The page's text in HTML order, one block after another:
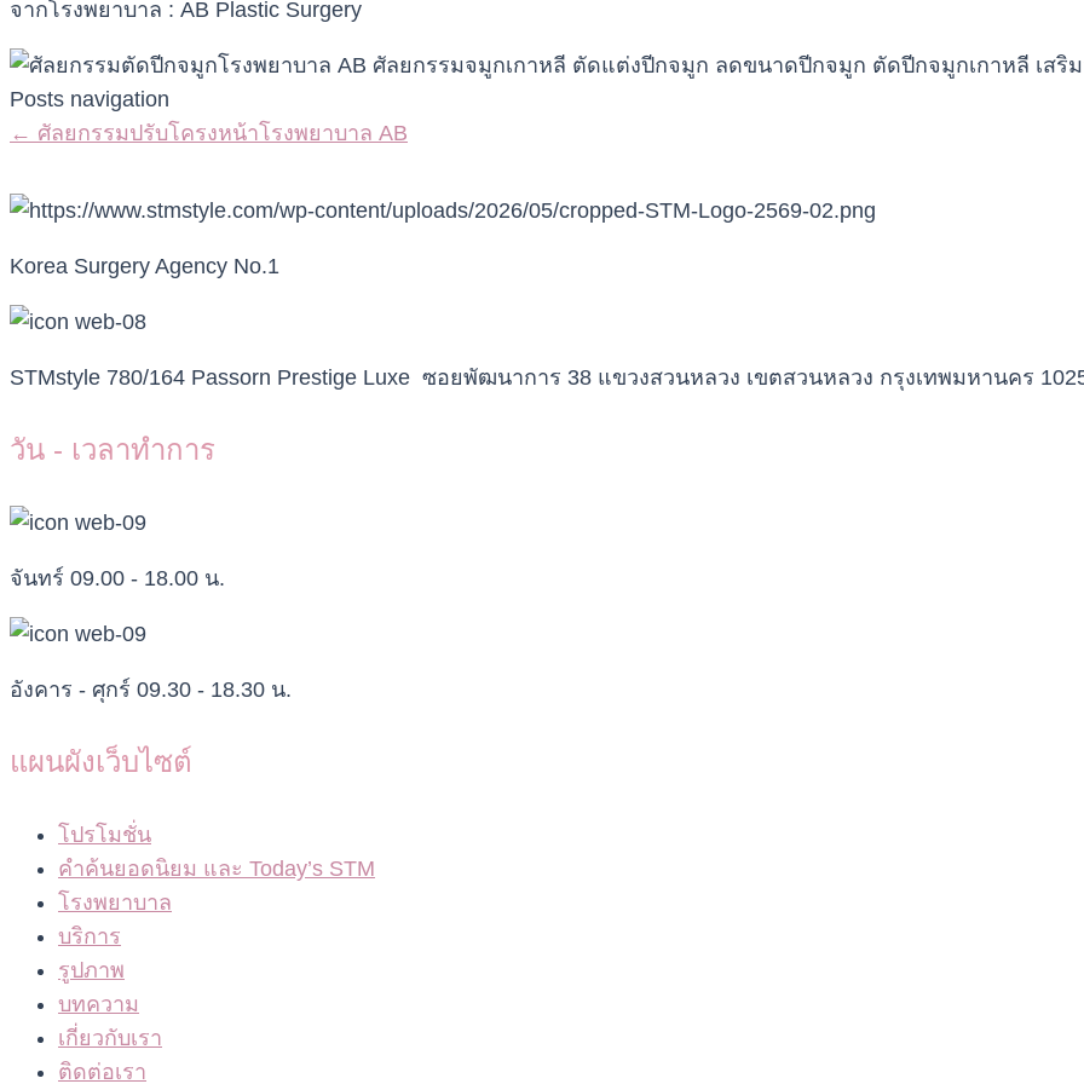
จากโรงพยาบาล : AB Plastic Surgery
Posts navigation
← ศัลยกรรมปรับโครงหน้าโรงพยาบาล AB
Korea Surgery Agency No.1
STMstyle 780/164 Passorn Prestige Luxe ซอยพัฒนาการ 38 แขวงสวนหลวง เขตสวนหลวง กรุงเทพมหานคร
วัน - เวลาทำการ
จันทร์ 09.00 - 18.00 น.
อังคาร - ศุกร์ 09.30 - 18.30 น.
แผนผังเว็บไซต์
โปรโมชั่น
คำค้นยอดนิยม และ Today’s STM
โรงพยาบาล
บริการ
รูปภาพ
บทความ
เกี่ยวกับเรา
ติดต่อเรา